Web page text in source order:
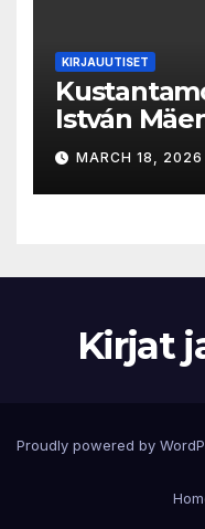
KIRJAUUTISET
István
myynnistä
MARCH 18, 2026
Kirjat
Proudly powered by